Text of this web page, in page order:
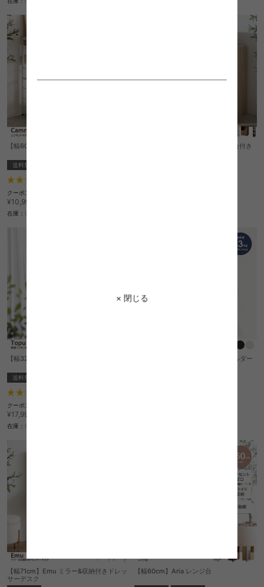
× 閉じる
【幅60cm】コンセント付きレンジラック
送料無料
クーポン利用で
¥10,999→
在庫：〇
【幅74～122.5cm】伸縮スライド台付き
【幅32cm】Topu 隙間キッチン収納
送料無料
クーポン利用で
¥17,999→
在庫：〇
MFold マグネット式アンブレラホルダー
【幅71cm】Emu ミラー&収納付きドレッ
サーデスク
【幅60cm】Aria レンジ台